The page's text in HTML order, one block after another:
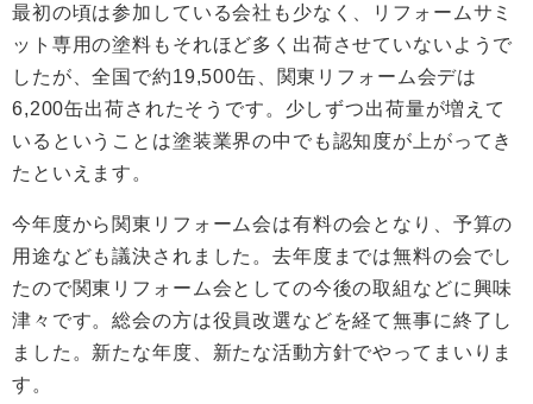
最初の頃は参加している会社も少なく、リフォームサミ
ット専用の塗料もそれほど多く出荷させていないようで
したが、全国で約19,500缶、関東リフォーム会デは
6,200缶出荷されたそうです。少しずつ出荷量が増えて
いるということは塗装業界の中でも認知度が上がってき
たといえます。
今年度から関東リフォーム会は有料の会となり、予算の
用途なども議決されました。去年度までは無料の会でし
たので関東リフォーム会としての今後の取組などに興味
津々です。総会の方は役員改選などを経て無事に終了し
ました。新たな年度、新たな活動方針でやってまいりま
す。